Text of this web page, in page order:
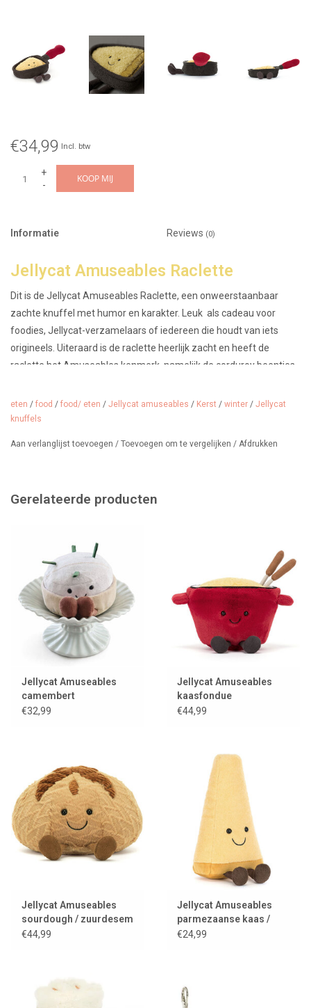
€34,99 Incl. btw
+
-
KOOP MIJ
Informatie Reviews (0)
Jellycat Amuseables Raclette
Dit is de Jellycat Amuseables Raclette, een onweerstaanbaar
zachte knuffel met humor en karakter. Leuk als cadeau voor
foodies, Jellycat-verzamelaars of iedereen die houdt van iets
origineels. Uiteraard is de raclette heerlijk zacht en heeft de
raclette het Amuseables kenmerk, namelijk de corduroy beentjes
Geschikt vanaf 0 maanden, dus ook een origineel kraamcadeautje.
eten / food / food/ eten / Jellycat amuseables / Kerst / winter / Jellycat
knuffels
Aan verlanglijst toevoegen / Toevoegen om te vergelijken / Afdrukken
Gerelateerde producten
Jellycat Amuseables
camembert
€32,99
Jellycat Amuseables
kaasfondue
€44,99
Jellycat Amuseables
sourdough / zuurdesem
brood
€44,99
Jellycat Amuseables
parmezaanse kaas /
parmesan
€24,99